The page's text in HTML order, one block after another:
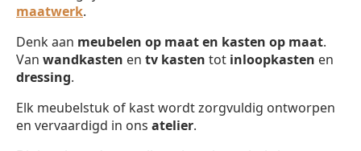
maatwerk.
Denk aan meubelen op maat en kasten op maat.
Van wandkasten en tv kasten tot inloopkasten en
dressing.
Elk meubelstuk of kast wordt zorgvuldig ontworpen
en vervaardigd in ons atelier.